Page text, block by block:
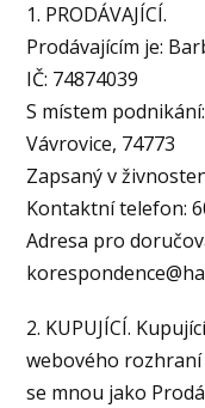
1. PRODÁVAJÍCÍ.
Prodávajícím je:
IČ: 74874039
S místem
Vávrovice, 74773
Zapsaný v
Kontaktní telefon:
Adresa pro
2. KUPUJÍCÍ.
webového rozhraní
se mnou jako